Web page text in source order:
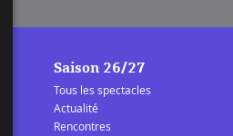
Saison 26/27
Tous les spectacles
Actualité
Rencontres